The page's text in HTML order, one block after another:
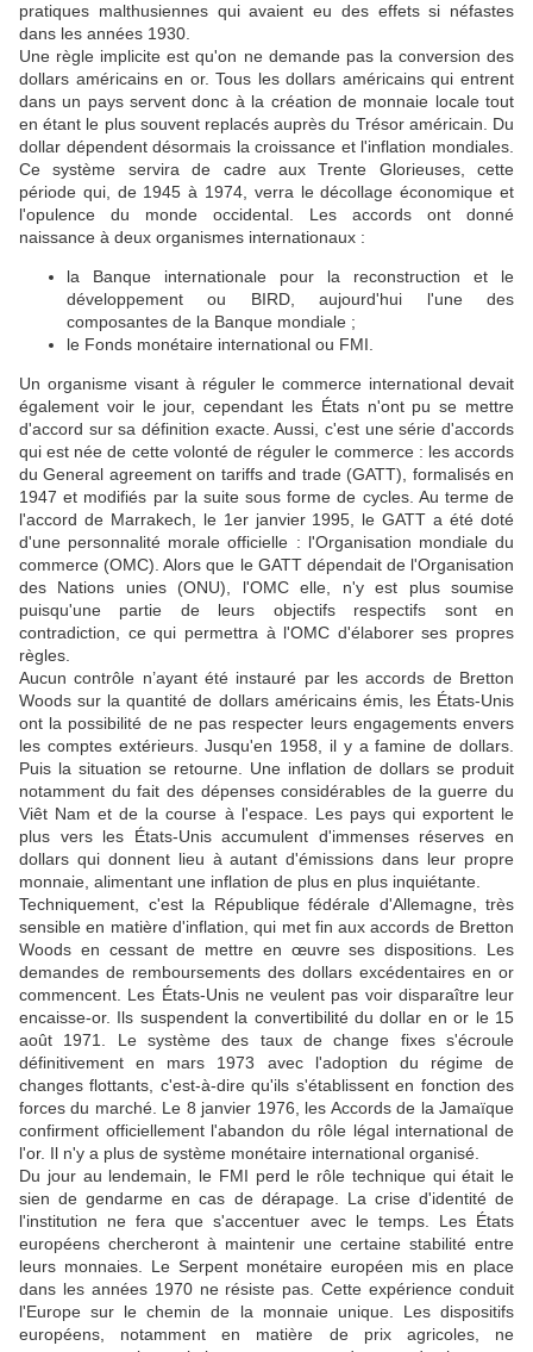
pratiques malthusiennes qui avaient eu des effets si néfastes
dans les années 1930.
Une règle implicite est qu'on ne demande pas la conversion des
dollars américains en or. Tous les dollars américains qui entrent
dans un pays servent donc à la création de monnaie locale tout
en étant le plus souvent replacés auprès du Trésor américain. Du
dollar dépendent désormais la croissance et l'inflation mondiales.
Ce système servira de cadre aux Trente Glorieuses, cette
période qui, de 1945 à 1974, verra le décollage économique et
l'opulence du monde occidental. Les accords ont donné
naissance à deux organismes internationaux :
la Banque internationale pour la reconstruction et le
développement ou BIRD, aujourd'hui l'une des
composantes de la Banque mondiale ;
le Fonds monétaire international ou FMI.
Un organisme visant à réguler le commerce international devait
également voir le jour, cependant les États n'ont pu se mettre
d'accord sur sa définition exacte. Aussi, c'est une série d'accords
qui est née de cette volonté de réguler le commerce : les accords
du General agreement on tariffs and trade (GATT), formalisés en
1947 et modifiés par la suite sous forme de cycles. Au terme de
l'accord de Marrakech, le 1er janvier 1995, le GATT a été doté
d'une personnalité morale officielle : l'Organisation mondiale du
commerce (OMC). Alors que le GATT dépendait de l'Organisation
des Nations unies (ONU), l'OMC elle, n'y est plus soumise
puisqu'une partie de leurs objectifs respectifs sont en
contradiction, ce qui permettra à l'OMC d'élaborer ses propres
règles.
Aucun contrôle n’ayant été instauré par les accords de Bretton
Woods sur la quantité de dollars américains émis, les États-Unis
ont la possibilité de ne pas respecter leurs engagements envers
les comptes extérieurs. Jusqu'en 1958, il y a famine de dollars.
Puis la situation se retourne. Une inflation de dollars se produit
notamment du fait des dépenses considérables de la guerre du
Viêt Nam et de la course à l'espace. Les pays qui exportent le
plus vers les États-Unis accumulent d'immenses réserves en
dollars qui donnent lieu à autant d'émissions dans leur propre
monnaie, alimentant une inflation de plus en plus inquiétante.
Techniquement, c'est la République fédérale d'Allemagne, très
sensible en matière d'inflation, qui met fin aux accords de Bretton
Woods en cessant de mettre en œuvre ses dispositions. Les
demandes de remboursements des dollars excédentaires en or
commencent. Les États-Unis ne veulent pas voir disparaître leur
encaisse-or. Ils suspendent la convertibilité du dollar en or le 15
août 1971. Le système des taux de change fixes s'écroule
définitivement en mars 1973 avec l'adoption du régime de
changes flottants, c'est-à-dire qu'ils s'établissent en fonction des
forces du marché. Le 8 janvier 1976, les Accords de la Jamaïque
confirment officiellement l'abandon du rôle légal international de
l'or. Il n'y a plus de système monétaire international organisé.
Du jour au lendemain, le FMI perd le rôle technique qui était le
sien de gendarme en cas de dérapage. La crise d'identité de
l'institution ne fera que s'accentuer avec le temps. Les États
européens chercheront à maintenir une certaine stabilité entre
leurs monnaies. Le Serpent monétaire européen mis en place
dans les années 1970 ne résiste pas. Cette expérience conduit
l'Europe sur le chemin de la monnaie unique. Les dispositifs
européens, notamment en matière de prix agricoles, ne